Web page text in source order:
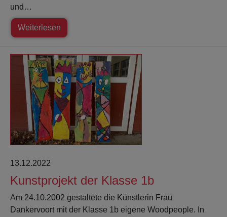
und…
Weiterlesen
13.12.2022
Kunstprojekt der Klasse 1b
Am 24.10.2002 gestaltete die Künstlerin Frau
Dankervoort mit der Klasse 1b eigene Woodpeople. In